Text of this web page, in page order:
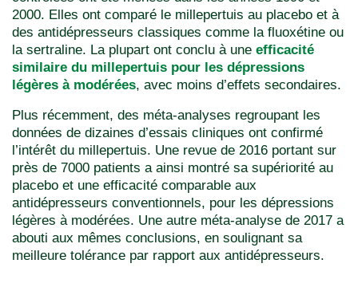
2000. Elles ont comparé le millepertuis au placebo et à
des antidépresseurs classiques comme la fluoxétine ou
la sertraline. La plupart ont conclu à une efficacité
similaire du millepertuis pour les dépressions
légères à modérées, avec moins d’effets secondaires.
Plus récemment, des méta-analyses regroupant les
données de dizaines d’essais cliniques ont confirmé
l’intérêt du millepertuis. Une revue de 2016 portant sur
près de 7000 patients a ainsi montré sa supériorité au
placebo et une efficacité comparable aux
antidépresseurs conventionnels, pour les dépressions
légères à modérées. Une autre méta-analyse de 2017 a
abouti aux mêmes conclusions, en soulignant sa
meilleure tolérance par rapport aux antidépresseurs.